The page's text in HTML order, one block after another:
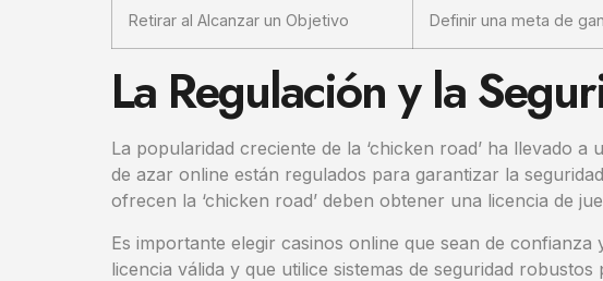
Retirar al Alcanzar un Objetivo Definir una meta de
La Regulación y la
La popularidad creciente de la ‘chicken road’ ha llevado
de azar online están regulados para garantizar la
ofrecen la ‘chicken road’ deben obtener una licencia de
Es importante elegir casinos online que sean de
licencia válida y que utilice sistemas de seguridad